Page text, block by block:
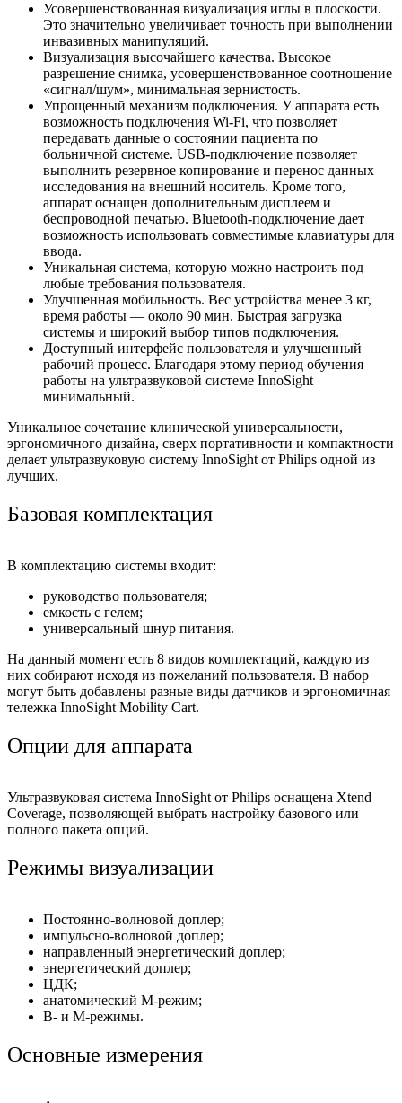
Усовершенствованная визуализация иглы в плоскости.
Это значительно увеличивает точность при выполнении
инвазивных манипуляций.
Визуализация высочайшего качества. Высокое
разрешение снимка, усовершенствованное соотношение
«сигнал/шум», минимальная зернистость.
Упрощенный механизм подключения. У аппарата есть
возможность подключения Wi-Fi, что позволяет
передавать данные о состоянии пациента по
больничной системе. USB-подключение позволяет
выполнить резервное копирование и перенос данных
исследования на внешний носитель. Кроме того,
аппарат оснащен дополнительным дисплеем и
беспроводной печатью. Bluetooth-подключение дает
возможность использовать совместимые клавиатуры для
ввода.
Уникальная система, которую можно настроить под
любые требования пользователя.
Улучшенная мобильность. Вес устройства менее 3 кг,
время работы — около 90 мин. Быстрая загрузка
системы и широкий выбор типов подключения.
Доступный интерфейс пользователя и улучшенный
рабочий процесс. Благодаря этому период обучения
работы на ультразвуковой системе InnoSight
минимальный.
Уникальное сочетание клинической универсальности,
эргономичного дизайна, сверх портативности и компактности
делает ультразвуковую систему InnoSight от Philips одной из
лучших.
Базовая комплектация
В комплектацию системы входит:
руководство пользователя;
емкость с гелем;
универсальный шнур питания.
На данный момент есть 8 видов комплектаций, каждую из
них собирают исходя из пожеланий пользователя. В набор
могут быть добавлены разные виды датчиков и эргономичная
тележка InnoSight Mobility Cart.
Опции для аппарата
Ультразвуковая система InnoSight от Philips оснащена Xtend
Coverage, позволяющей выбрать настройку базового или
полного пакета опций.
Режимы визуализации
Постоянно-волновой доплер;
импульсно-волновой доплер;
направленный энергетический доплер;
энергетический доплер;
ЦДК;
анатомический M-режим;
B- и M-режимы.
Основные измерения